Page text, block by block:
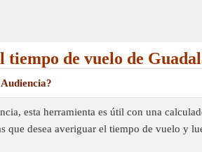
tiempo de vuelo de
esta herramienta es útil con una
que desea averiguar el tiempo de vuelo y